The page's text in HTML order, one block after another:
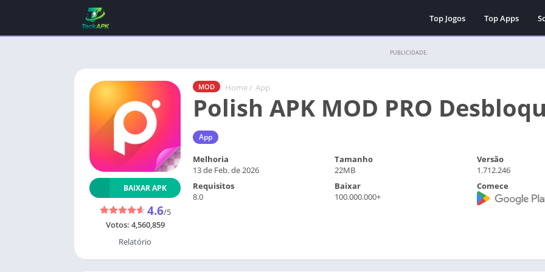
Top Jogos Top Apps
PUBLICIDADE.
MOD Home / App
Polish APK MOD PRO
App
BAIXAR APK
4.6/5
Votos: 4,560,859
Relatório
Melhoria
13 de Feb. de 2026
Tamanho
22MB
Versão
1.712.246
Requisitos
8.0
Baixar
100.000.000+
Comece